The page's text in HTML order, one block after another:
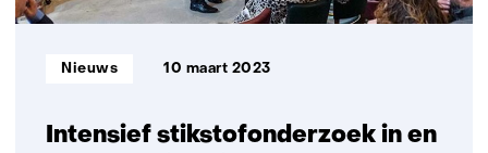
Intensief stikstofonderzoek in en
Informatietype:
Nieuws 10 maart 2023